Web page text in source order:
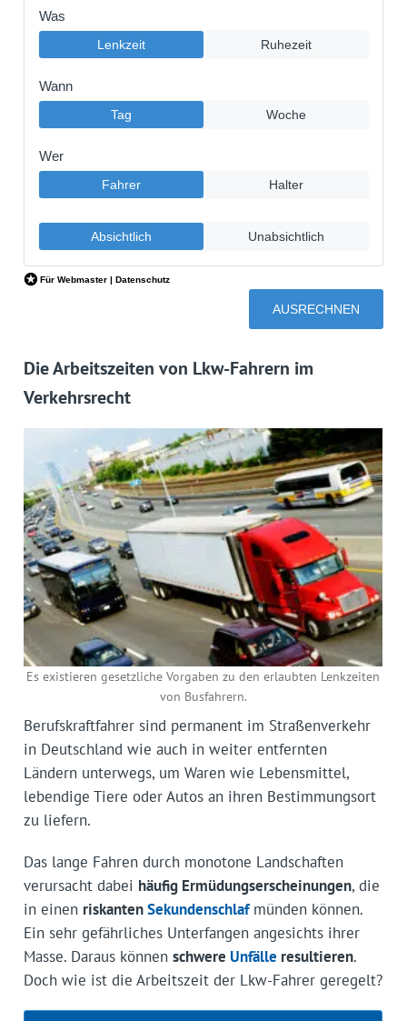
Die Arbeitszeiten von Lkw-Fahrern im
Verkehrsrecht
Es existieren gesetzliche Vorgaben zu den erlaubten Lenkzeiten
von Busfahrern.
Berufskraftfahrer sind permanent im Straßenverkehr
in Deutschland wie auch in weiter entfernten
Ländern unterwegs, um Waren wie Lebensmittel,
lebendige Tiere oder Autos an ihren Bestimmungsort
zu liefern.
Das lange Fahren durch monotone Landschaften
verursacht dabei häufig Ermüdungserscheinungen, die
in einen riskantenSekundenschlafmünden können.
Ein sehr gefährliches Unterfangen angesichts ihrer
Masse. Daraus können schwere Unfälle resultieren.
Doch wie ist die Arbeitszeit der Lkw-Fahrer geregelt?